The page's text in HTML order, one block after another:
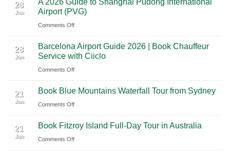
Across
Southern
Mexico
Luxury
Travel
Journey
Playa
del
Carmen
Tulum
2026
Guide
to
International
Airport
(BNA)
28
Jan
Airport (PVG)
Comments Offon
2026
Guide
to
Pudong
International
(PVG)
28
Jan
Barcelona Airport Guide 2026 | Book Chauffeur
Service with Ciiclo
Comments Offon
Airport
Guide
|
Book
21
Jan
Book Blue Mountains Waterfall Tour from Sydney
Comments Offon
Blue
Mountains
21
Jan
Book Fitzroy Island Full-Day Tour in Australia
Comments Offon